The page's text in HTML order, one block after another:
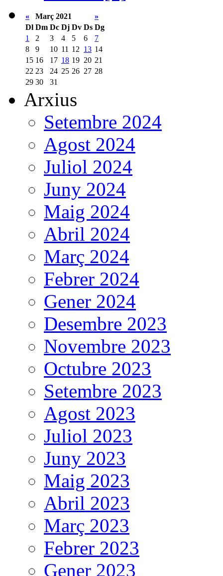
« Març 2021
»
Dl Dm Dc Dj Dv Ds Dg
1
2 3 4 5 6
7
8
9 10 11 12 13 14
15 16 17 18 19 20 21
22 23 24 25 26 27 28
29 30 31
Arxius
Setembre 2024
Agost 2024
Juliol 2024
Juny 2024
Maig 2024
Abril 2024
Març 2024
Febrer 2024
Gener 2024
Desembre 2023
Novembre 2023
Octubre 2023
Setembre 2023
Agost 2023
Juliol 2023
Juny 2023
Maig 2023
Abril 2023
Març 2023
Febrer 2023
Gener 2023